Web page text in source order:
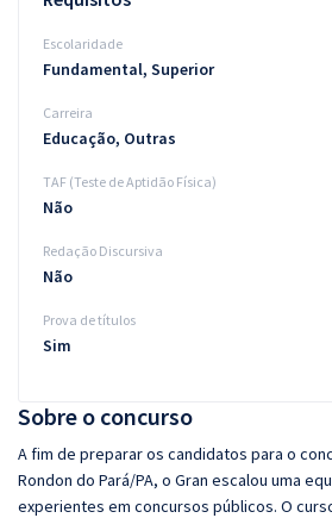
Sobre o concurso
A fim de preparar os candidatos para o
Rondon do Pará/PA, o Gran escalou uma
experientes em concursos públicos. O
Escolaridade
Fundamental, Superior
Carreira
Educação, Outras
TAF (Teste de Aptidão Física)
Não
Redação Discursiva
Não
Prova de títulos
Sim